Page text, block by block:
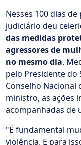
Nesses 100 dias
judiciário deu
das medidas
agressores de
no mesmo dia.
pelo Presidente do
Conselho Nacional
ministro, as ações
acompanhadas de
"É fundamental
violência. E para